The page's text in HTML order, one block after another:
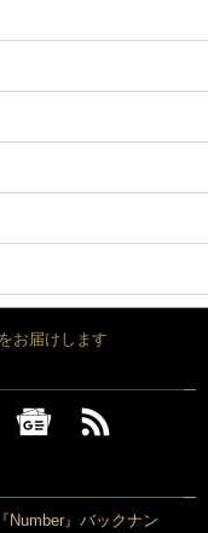
お届けします
Number』バックナン